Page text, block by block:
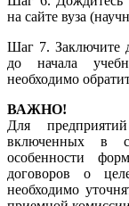
на сайте вуза
Шаг 7. Заключите
до начала
необходимо
ВАЖНО!
Для
включенных в
особенности
договоров о
необходимо